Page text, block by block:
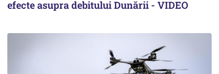
efecte asupra debitului Dunării - VIDEO